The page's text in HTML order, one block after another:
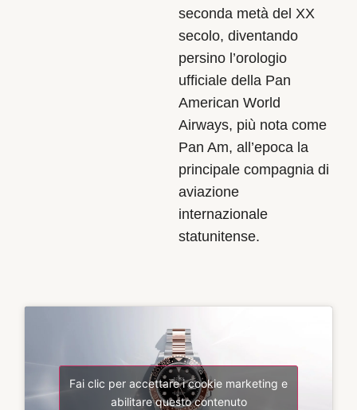
seconda metà del XX
secolo, diventando
persino l’orologio
ufficiale della Pan
American World
Airways, più nota come
Pan Am, all’epoca la
principale compagnia di
aviazione
internazionale
statunitense.
Fai clic per accettare i cookie marketing e
abilitare questo contenuto